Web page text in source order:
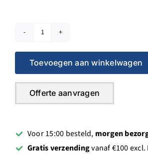
Weka
DK17
Handboormachine
blauw
aantal
Toevoegen aan winkelwagen
Offerte aanvragen
Voor 15:00 besteld, morgen
Gratis verzendingvanaf €100 excl.